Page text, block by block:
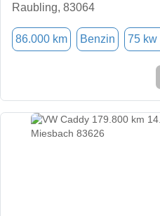
Raubling, 83064
86.000 km Benzin 75 kw